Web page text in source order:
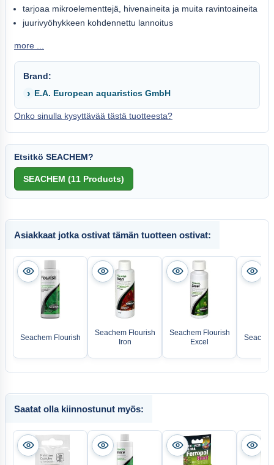
tarjoaa mikroelementtejä, hivenaineita ja muita ravintoaineita
juurivyöhykkeen kohdennettu lannoitus
more ...
Brand:
E.A. European aquaristics GmbH
Onko sinulla kysyttävää tästä tuotteesta?
Etsitkö SEACHEM?
Asiakkaat jotka ostivat tämän tuotteen ostivat:
Seachem Flourish
Seachem Flourish
Iron
Seachem Flourish
Excel
Saatat olla kiinnostunut myös: